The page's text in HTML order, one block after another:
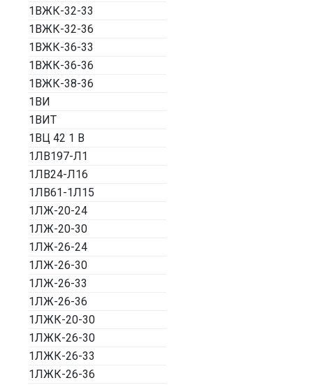
1ВЖК-32-33
1ВЖК-32-36
1ВЖК-36-33
1ВЖК-36-36
1ВЖК-38-36
1ВИ
1ВИТ
1ВЦ 42 1 В
1ЛВ197-Л1
1ЛВ24-Л16
1ЛВ61-1Л15
1ЛЖ-20-24
1ЛЖ-20-30
1ЛЖ-26-24
1ЛЖ-26-30
1ЛЖ-26-33
1ЛЖ-26-36
1ЛЖК-20-30
1ЛЖК-26-30
1ЛЖК-26-33
1ЛЖК-26-36